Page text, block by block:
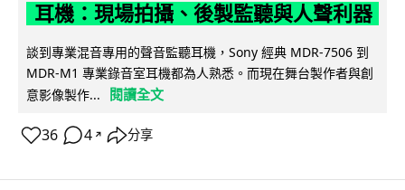
耳機：現場拍攝、後製監聽與人聲利器
談到專業混音專用的聲音監聽耳機，Sony 經典 MDR-7506 到
MDR-M1 專業錄音室耳機都為人熟悉。而現在舞台製作者與創
意影像製作...
閱讀全文
36 4 ↗ 分享